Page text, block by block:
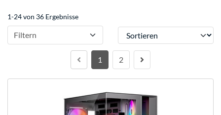
1-24 von 36 Ergebnisse
Filtern Sortieren
1 2